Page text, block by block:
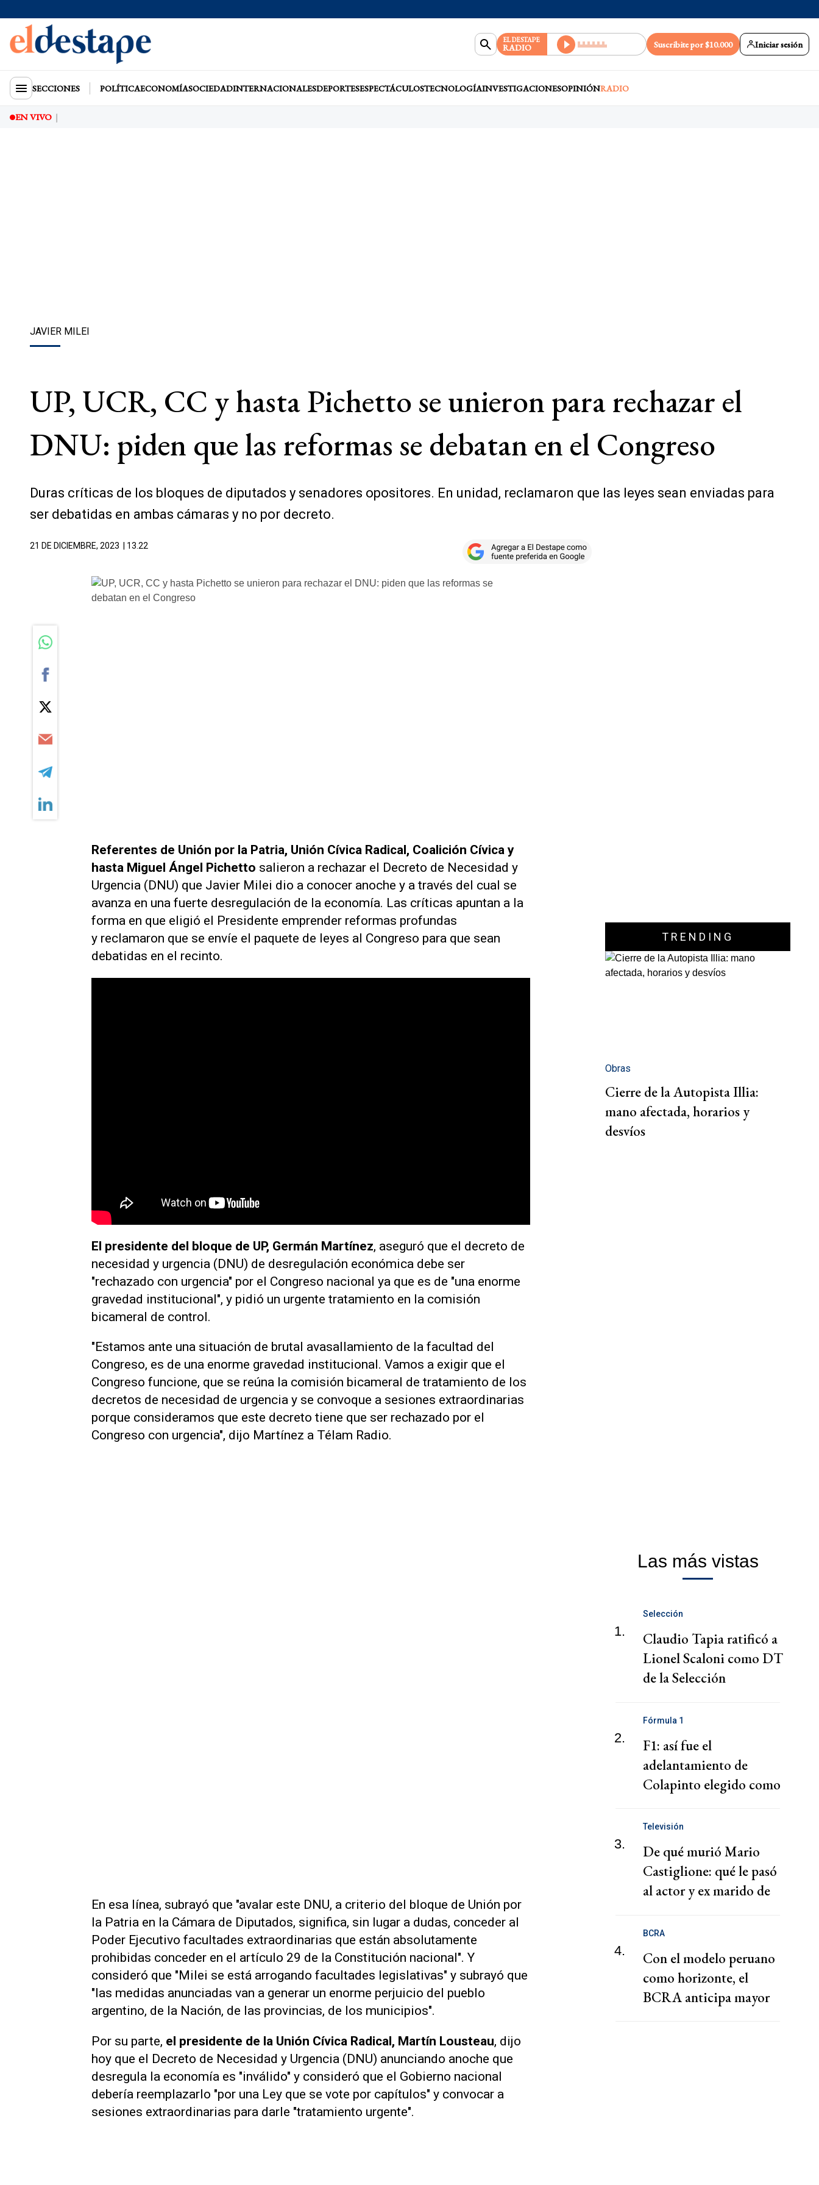
EL DESTAPE
RADIO Suscribite por $10.000 Iniciar sesión
SECCIONES POLÍTICAECONOMÍASOCIEDADINTERNACIONALESDEPORTESESPECTÁCULOSTECNOLOGÍAINVESTIGACIONESOPINIÓNRADIO
EN VIVO
JAVIER MILEI
UP, UCR, CC y hasta Pichetto se unieron para rechazar el
DNU: piden que las reformas se debatan en el Congreso
Duras críticas de los bloques de diputados y senadores opositores. En unidad, reclamaron que las leyes sean enviadas para
ser debatidas en ambas cámaras y no por decreto.
21 DE DICIEMBRE, 2023 | 13.22
Referentes de Unión por la Patria, Unión Cívica Radical, Coalición Cívica y
hasta Miguel Ángel Pichetto salieron a rechazar el Decreto de Necesidad y
Urgencia (DNU) que Javier Milei dio a conocer anoche y a través del cual se
avanza en una fuerte desregulación de la economía. Las críticas apuntan a la
forma en que eligió el Presidente emprender reformas profundas
y reclamaron que se envíe el paquete de leyes al Congreso para que sean
debatidas en el recinto.
El presidente del bloque de UP, Germán Martínez, aseguró que el decreto de
necesidad y urgencia (DNU) de desregulación económica debe ser
"rechazado con urgencia" por el Congreso nacional ya que es de "una enorme
gravedad institucional", y pidió un urgente tratamiento en la comisión
bicameral de control.
"Estamos ante una situación de brutal avasallamiento de la facultad del
Congreso, es de una enorme gravedad institucional. Vamos a exigir que el
Congreso funcione, que se reúna la comisión bicameral de tratamiento de los
decretos de necesidad de urgencia y se convoque a sesiones extraordinarias
porque consideramos que este decreto tiene que ser rechazado por el
Congreso con urgencia", dijo Martínez a Télam Radio.
En esa línea, subrayó que "avalar este DNU, a criterio del bloque de Unión por
la Patria en la Cámara de Diputados, significa, sin lugar a dudas, conceder al
Poder Ejecutivo facultades extraordinarias que están absolutamente
prohibidas conceder en el artículo 29 de la Constitución nacional". Y
consideró que "Milei se está arrogando facultades legislativas" y subrayó que
"las medidas anunciadas van a generar un enorme perjuicio del pueblo
argentino, de la Nación, de las provincias, de los municipios".
Por su parte, el presidente de la Unión Cívica Radical, Martín Lousteau, dijo
hoy que el Decreto de Necesidad y Urgencia (DNU) anunciando anoche que
desregula la economía es "inválido" y consideró que el Gobierno nacional
debería reemplazarlo "por una Ley que se vote por capítulos" y convocar a
sesiones extraordinarias para darle "tratamiento urgente".
TRENDING
Obras
Cierre de la Autopista Illia:
mano afectada, horarios y
desvíos
Las más vistas
1.
Selección
Claudio Tapia ratificó a
Lionel Scaloni como DT
de la Selección
2.
Fórmula 1
F1: así fue el
adelantamiento de
Colapinto elegido como
3.
Televisión
De qué murió Mario
Castiglione: qué le pasó
al actor y ex marido de
4.
BCRA
Con el modelo peruano
como horizonte, el
BCRA anticipa mayor